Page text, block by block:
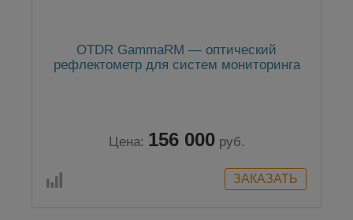
OTDR GammaRM — оптический
рефлектометр для систем мониторинга
Цена: 156 000 руб.